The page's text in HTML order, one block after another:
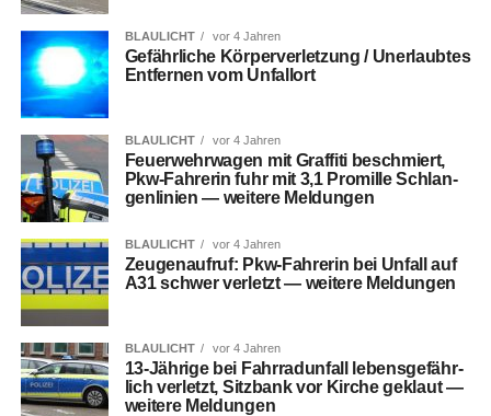
BLAULICHT vor 4 Jahren
Gefähr­li­che Kör­per­ver­let­zung / Uner­laub­tes
Ent­fer­nen vom Unfallort
BLAULICHT vor 4 Jahren
Feu­er­wehr­wa­gen mit Graf­fi­ti beschmiert,
Pkw-Fah­re­rin fuhr mit 3,1 Pro­mil­le Schlan­
gen­li­ni­en — wei­te­re Meldungen
BLAULICHT vor 4 Jahren
Zeu­gen­auf­ruf: Pkw-Fah­re­rin bei Unfall auf
A31 schwer ver­letzt — wei­te­re Meldungen
BLAULICHT vor 4 Jahren
13-Jäh­ri­ge bei Fahr­rad­un­fall lebens­ge­fähr­
lich ver­letzt, Sitz­bank vor Kir­che geklaut —
wei­te­re Meldungen